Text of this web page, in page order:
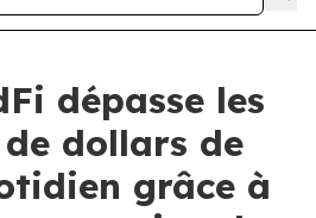
dépasse les
dollars de
grâce à